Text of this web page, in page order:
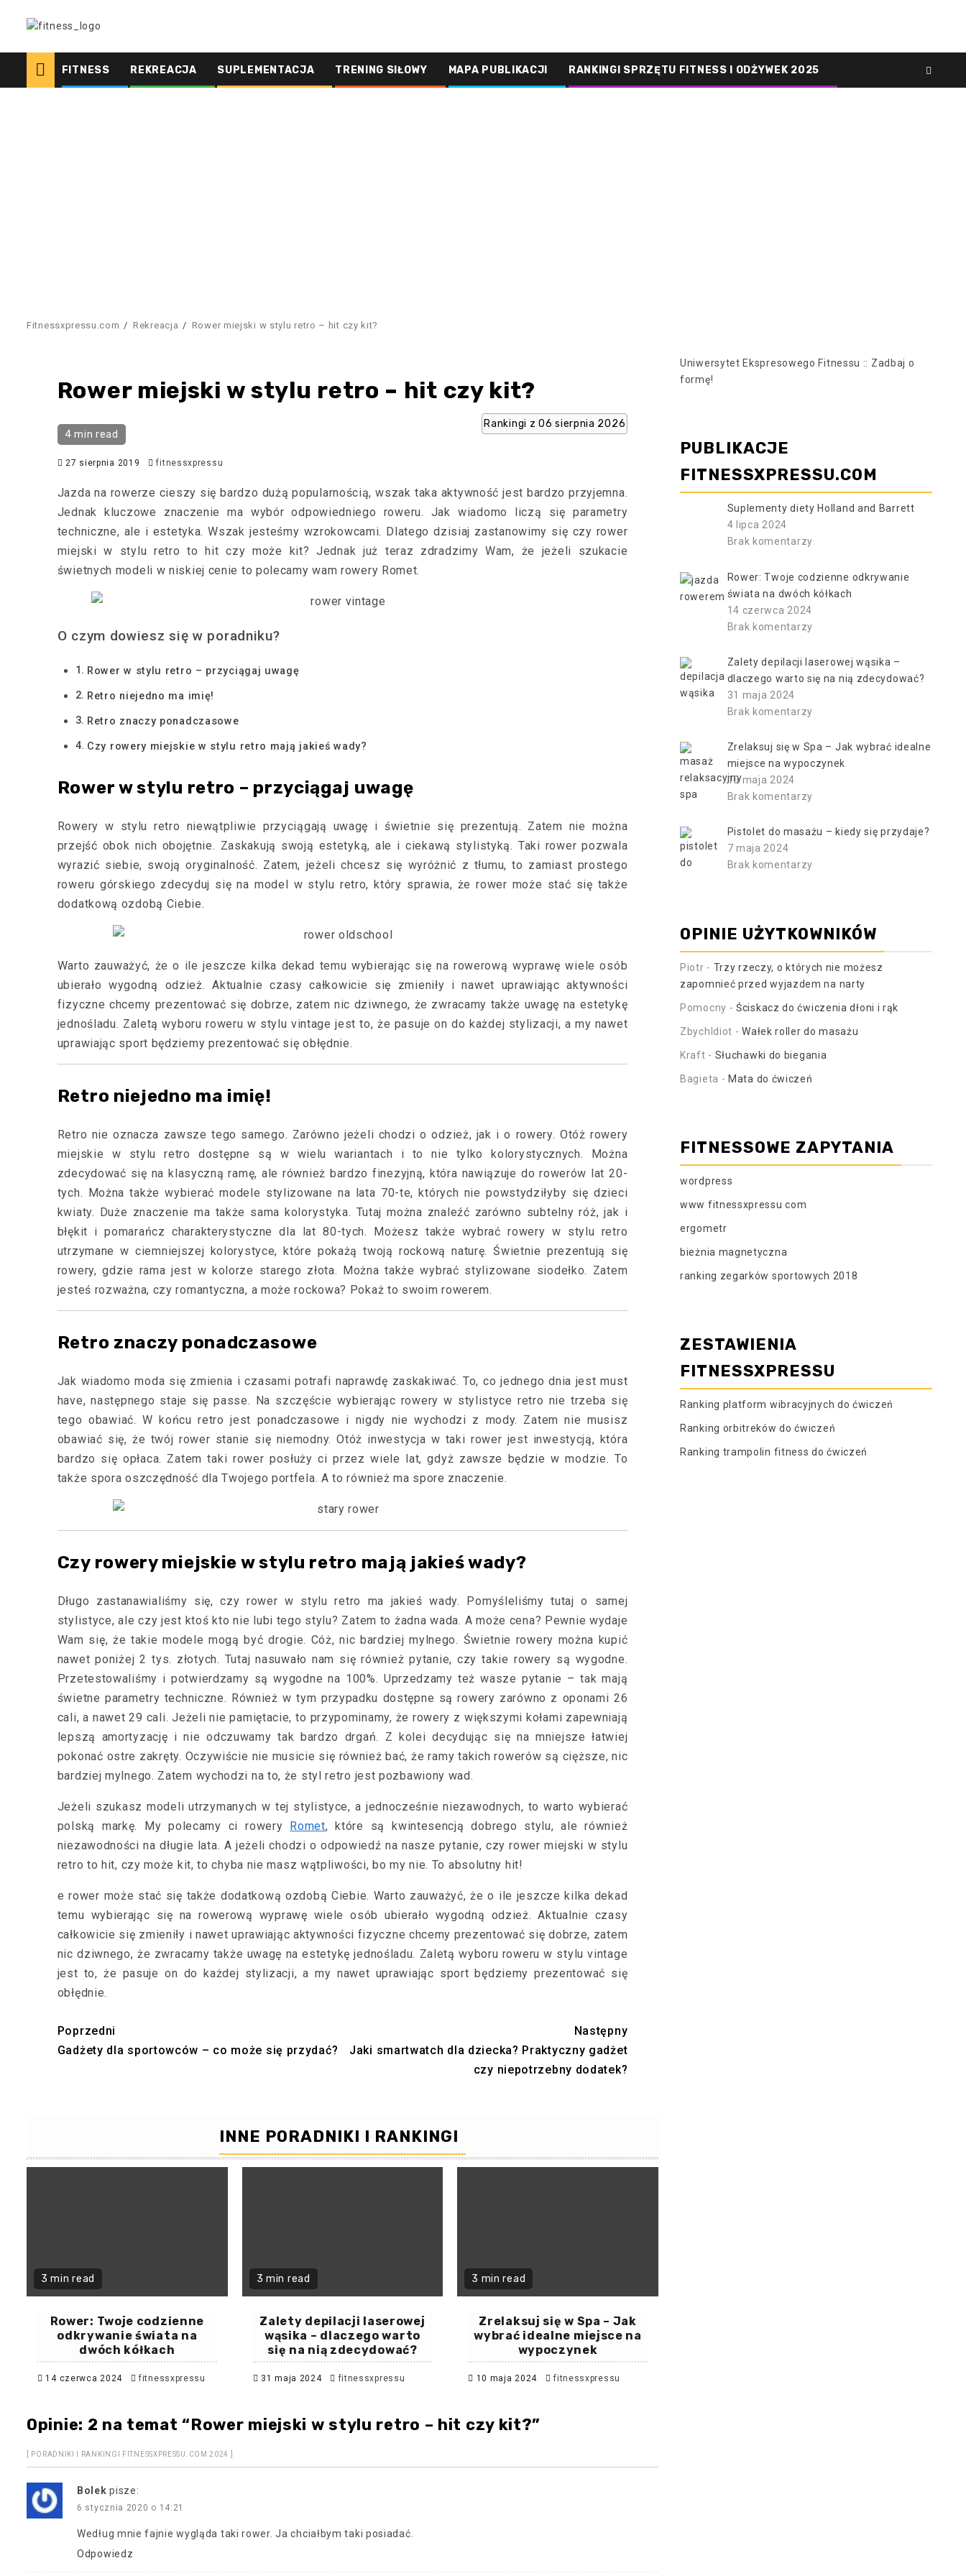
FITNESS REKREACJA SUPLEMENTACJA TRENING SIŁOWY MAPA PUBLIKACJI RANKINGI SPRZĘTU FITNESS I ODŻYWEK 2025
Fitnessxpressu.com Rekreacja Rower miejski w stylu retro – hit czy kit?
Rower miejski w stylu retro – hit czy kit?
Rankingi z 06 sierpnia 2026
4 min read
27 sierpnia 2019 fitnessxpressu
Jazda na rowerze cieszy się bardzo dużą popularnością, wszak taka aktywność jest bardzo przyjemna.
Jednak kluczowe znaczenie ma wybór odpowiedniego roweru. Jak wiadomo liczą się parametry
techniczne, ale i estetyka. Wszak jesteśmy wzrokowcami. Dlatego dzisiaj zastanowimy się czy rower
miejski w stylu retro to hit czy może kit? Jednak już teraz zdradzimy Wam, że jeżeli szukacie
świetnych modeli w niskiej cenie to polecamy wam rowery Romet.
O czym dowiesz się w poradniku?
Rower w stylu retro – przyciągaj uwagę
Retro niejedno ma imię!
Retro znaczy ponadczasowe
Czy rowery miejskie w stylu retro mają jakieś wady?
Rower w stylu retro – przyciągaj uwagę
Rowery w stylu retro niewątpliwie przyciągają uwagę i świetnie się prezentują. Zatem nie można
przejść obok nich obojętnie. Zaskakują swoją estetyką, ale i ciekawą stylistyką. Taki rower pozwala
wyrazić siebie, swoją oryginalność. Zatem, jeżeli chcesz się wyróżnić z tłumu, to zamiast prostego
roweru górskiego zdecyduj się na model w stylu retro, który sprawia, że rower może stać się także
dodatkową ozdobą Ciebie.
Warto zauważyć, że o ile jeszcze kilka dekad temu wybierając się na rowerową wyprawę wiele osób
ubierało wygodną odzież. Aktualnie czasy całkowicie się zmieniły i nawet uprawiając aktywności
fizyczne chcemy prezentować się dobrze, zatem nic dziwnego, że zwracamy także uwagę na estetykę
jednośladu. Zaletą wyboru roweru w stylu vintage jest to, że pasuje on do każdej stylizacji, a my nawet
uprawiając sport będziemy prezentować się obłędnie.
Retro niejedno ma imię!
Retro nie oznacza zawsze tego samego. Zarówno jeżeli chodzi o odzież, jak i o rowery. Otóż rowery
miejskie w stylu retro dostępne są w wielu wariantach i to nie tylko kolorystycznych. Można
zdecydować się na klasyczną ramę, ale również bardzo finezyjną, która nawiązuje do rowerów lat 20-
tych. Można także wybierać modele stylizowane na lata 70-te, których nie powstydziłyby się dzieci
kwiaty. Duże znaczenie ma także sama kolorystyka. Tutaj można znaleźć zarówno subtelny róż, jak i
błękit i pomarańcz charakterystyczne dla lat 80-tych. Możesz także wybrać rowery w stylu retro
utrzymane w ciemniejszej kolorystyce, które pokażą twoją rockową naturę. Świetnie prezentują się
rowery, gdzie rama jest w kolorze starego złota. Można także wybrać stylizowane siodełko. Zatem
jesteś rozważna, czy romantyczna, a może rockowa? Pokaż to swoim rowerem.
Retro znaczy ponadczasowe
Jak wiadomo moda się zmienia i czasami potrafi naprawdę zaskakiwać. To, co jednego dnia jest must
have, następnego staje się passe. Na szczęście wybierając rowery w stylistyce retro nie trzeba się
tego obawiać. W końcu retro jest ponadczasowe i nigdy nie wychodzi z mody. Zatem nie musisz
obawiać się, że twój rower stanie się niemodny. Otóż inwestycja w taki rower jest inwestycją, która
bardzo się opłaca. Zatem taki rower posłuży ci przez wiele lat, gdyż zawsze będzie w modzie. To
także spora oszczędność dla Twojego portfela. A to również ma spore znaczenie.
Czy rowery miejskie w stylu retro mają jakieś wady?
Długo zastanawialiśmy się, czy rower w stylu retro ma jakieś wady. Pomyśleliśmy tutaj o samej
stylistyce, ale czy jest ktoś kto nie lubi tego stylu? Zatem to żadna wada. A może cena? Pewnie wydaje
Wam się, że takie modele mogą być drogie. Cóż, nic bardziej mylnego. Świetnie rowery można kupić
nawet poniżej 2 tys. złotych. Tutaj nasuwało nam się również pytanie, czy takie rowery są wygodne.
Przetestowaliśmy i potwierdzamy są wygodne na 100%. Uprzedzamy też wasze pytanie – tak mają
świetne parametry techniczne. Również w tym przypadku dostępne są rowery zarówno z oponami 26
cali, a nawet 29 cali. Jeżeli nie pamiętacie, to przypominamy, że rowery z większymi kołami zapewniają
lepszą amortyzację i nie odczuwamy tak bardzo drgań. Z kolei decydując się na mniejsze łatwiej
pokonać ostre zakręty. Oczywiście nie musicie się również bać, że ramy takich rowerów są cięższe, nic
bardziej mylnego. Zatem wychodzi na to, że styl retro jest pozbawiony wad.
Jeżeli szukasz modeli utrzymanych w tej stylistyce, a jednocześnie niezawodnych, to warto wybierać
polską markę. My polecamy ci rowery Romet, które są kwintesencją dobrego stylu, ale również
niezawodności na długie lata. A jeżeli chodzi o odpowiedź na nasze pytanie, czy rower miejski w stylu
retro to hit, czy może kit, to chyba nie masz wątpliwości, bo my nie. To absolutny hit!
e rower może stać się także dodatkową ozdobą Ciebie. Warto zauważyć, że o ile jeszcze kilka dekad
temu wybierając się na rowerową wyprawę wiele osób ubierało wygodną odzież. Aktualnie czasy
całkowicie się zmieniły i nawet uprawiając aktywności fizyczne chcemy prezentować się dobrze, zatem
nic dziwnego, że zwracamy także uwagę na estetykę jednośladu. Zaletą wyboru roweru w stylu vintage
jest to, że pasuje on do każdej stylizacji, a my nawet uprawiając sport będziemy prezentować się
obłędnie.
Continue
Reading
Poprzedni
Gadżety dla sportowców – co może się przydać?
Następny
Jaki smartwatch dla dziecka? Praktyczny gadżet
czy niepotrzebny dodatek?
INNE PORADNIKI I RANKINGI
3 min read
Rower: Twoje codzienne
odkrywanie świata na
dwóch kółkach
14 czerwca 2024 fitnessxpressu
3 min read
Zalety depilacji laserowej
wąsika – dlaczego warto
się na nią zdecydować?
31 maja 2024 fitnessxpressu
3 min read
Zrelaksuj się w Spa – Jak
wybrać idealne miejsce na
wypoczynek
10 maja 2024 fitnessxpressu
Opinie: 2 na temat “Rower miejski w stylu retro – hit czy kit?”
[ PORADNIKI I RANKINGI FITNESSXPRESSU.COM 2024 ]
Bolek pisze:
6 stycznia 2020 o 14:21
Według mnie fajnie wygląda taki rower. Ja chciałbym taki posiadać.
Odpowiedz
Uniwersytet Ekspresowego Fitnessu :: Zadbaj o
formę!
PUBLIKACJE
FITNESSXPRESSU.COM
Suplementy diety Holland and Barrett
4 lipca 2024
Brak komentarzy
Rower: Twoje codzienne odkrywanie
świata na dwóch kółkach
14 czerwca 2024
Brak komentarzy
Zalety depilacji laserowej wąsika –
dlaczego warto się na nią zdecydować?
31 maja 2024
Brak komentarzy
Zrelaksuj się w Spa – Jak wybrać idealne
miejsce na wypoczynek
10 maja 2024
Brak komentarzy
Pistolet do masażu – kiedy się przydaje?
7 maja 2024
Brak komentarzy
OPINIE UŻYTKOWNIKÓW
Piotr - Trzy rzeczy, o których nie możesz
zapomnieć przed wyjazdem na narty
Pomocny -Ściskacz do ćwiczenia dłoni i rąk
ZbychIdiot -Wałek roller do masażu
Kraft - Słuchawki do biegania
Bagieta - Mata do ćwiczeń
FITNESSOWE ZAPYTANIA
wordpress
www fitnessxpressu com
ergometr
bieżnia magnetyczna
ranking zegarków sportowych 2018
ZESTAWIENIA
FITNESSXPRESSU
Ranking platform wibracyjnych do ćwiczeń
Ranking orbitreków do ćwiczeń
Ranking trampolin fitness do ćwiczeń